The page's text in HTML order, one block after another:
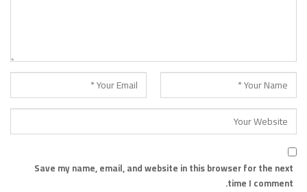
Save my name, email, and website in this browser for the next
time I comment.